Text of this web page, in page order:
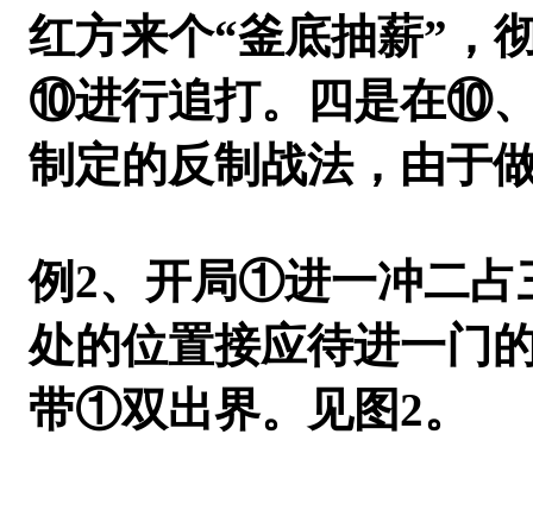
红方来个“釜底抽薪”
⑩进行追打。四是在⑩
制定的反制战法，由于
例2、开局①进一冲二
处的位置接应待进一
带①双出界。见图2。